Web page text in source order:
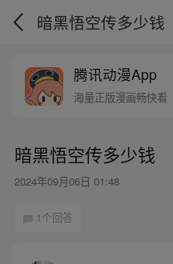
暗黑悟空传多少钱
腾讯动漫App
海量正版漫画畅快看
暗黑悟空传多少钱
2024年09月06日 01:48
1个回答